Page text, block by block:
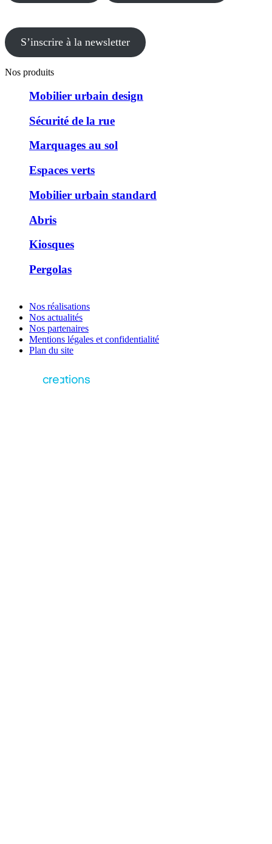
S’inscrire à la newsletter
Nos produits
Mobilier urbain design
Sécurité de la rue
Marquages au sol
Espaces verts
Mobilier urbain standard
Abris
Kiosques
Pergolas
Nos réalisations
Nos actualités
Nos partenaires
Mentions légales et confidentialité
Plan du site